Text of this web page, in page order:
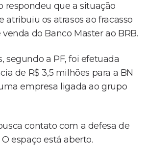
respondeu que a situação
atribuiu os atrasos ao fracasso
do Banco Master ao BRB.
segundo a PF, foi efetuada
de R$ 3,5 milhões para a BN
empresa ligada ao grupo
contato com a defesa de
espaço está aberto.